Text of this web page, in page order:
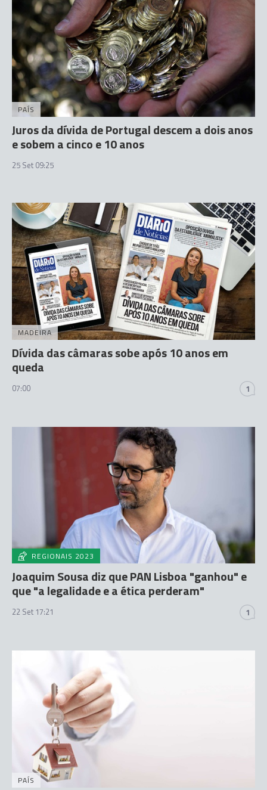
PAÍS
Juros da dívida de Portugal descem a dois anos
e sobem a cinco e 10 anos
25 Set 09:25
MADEIRA
Dívida das câmaras sobe após 10 anos em
queda
07:00 1
REGIONAIS 2023
Joaquim Sousa diz que PAN Lisboa "ganhou" e
que "a legalidade e a ética perderam"
22 Set 17:21 1
PAÍS